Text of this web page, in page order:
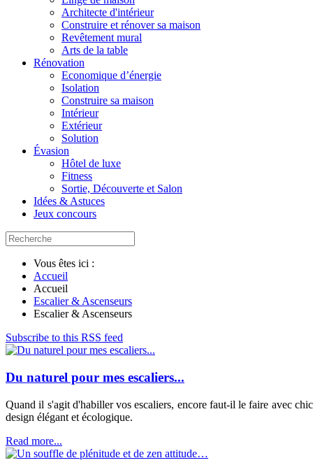
Architecte d'intérieur
Construire et rénover sa maison
Revêtement mural
Arts de la table
Rénovation
Economique d’énergie
Isolation
Construire sa maison
Intérieur
Extérieur
Solution
Évasion
Hôtel de luxe
Fitness
Sortie, Découverte et Salon
Idées & Astuces
Jeux concours
Vous êtes ici :
Accueil
Accueil
Escalier & Ascenseurs
Escalier & Ascenseurs
Subscribe to this RSS feed
Du naturel pour mes escaliers...
Quand il s'agit d'habiller vos escaliers, encore faut-il le faire avec
design élégant et écologique.
Read more...